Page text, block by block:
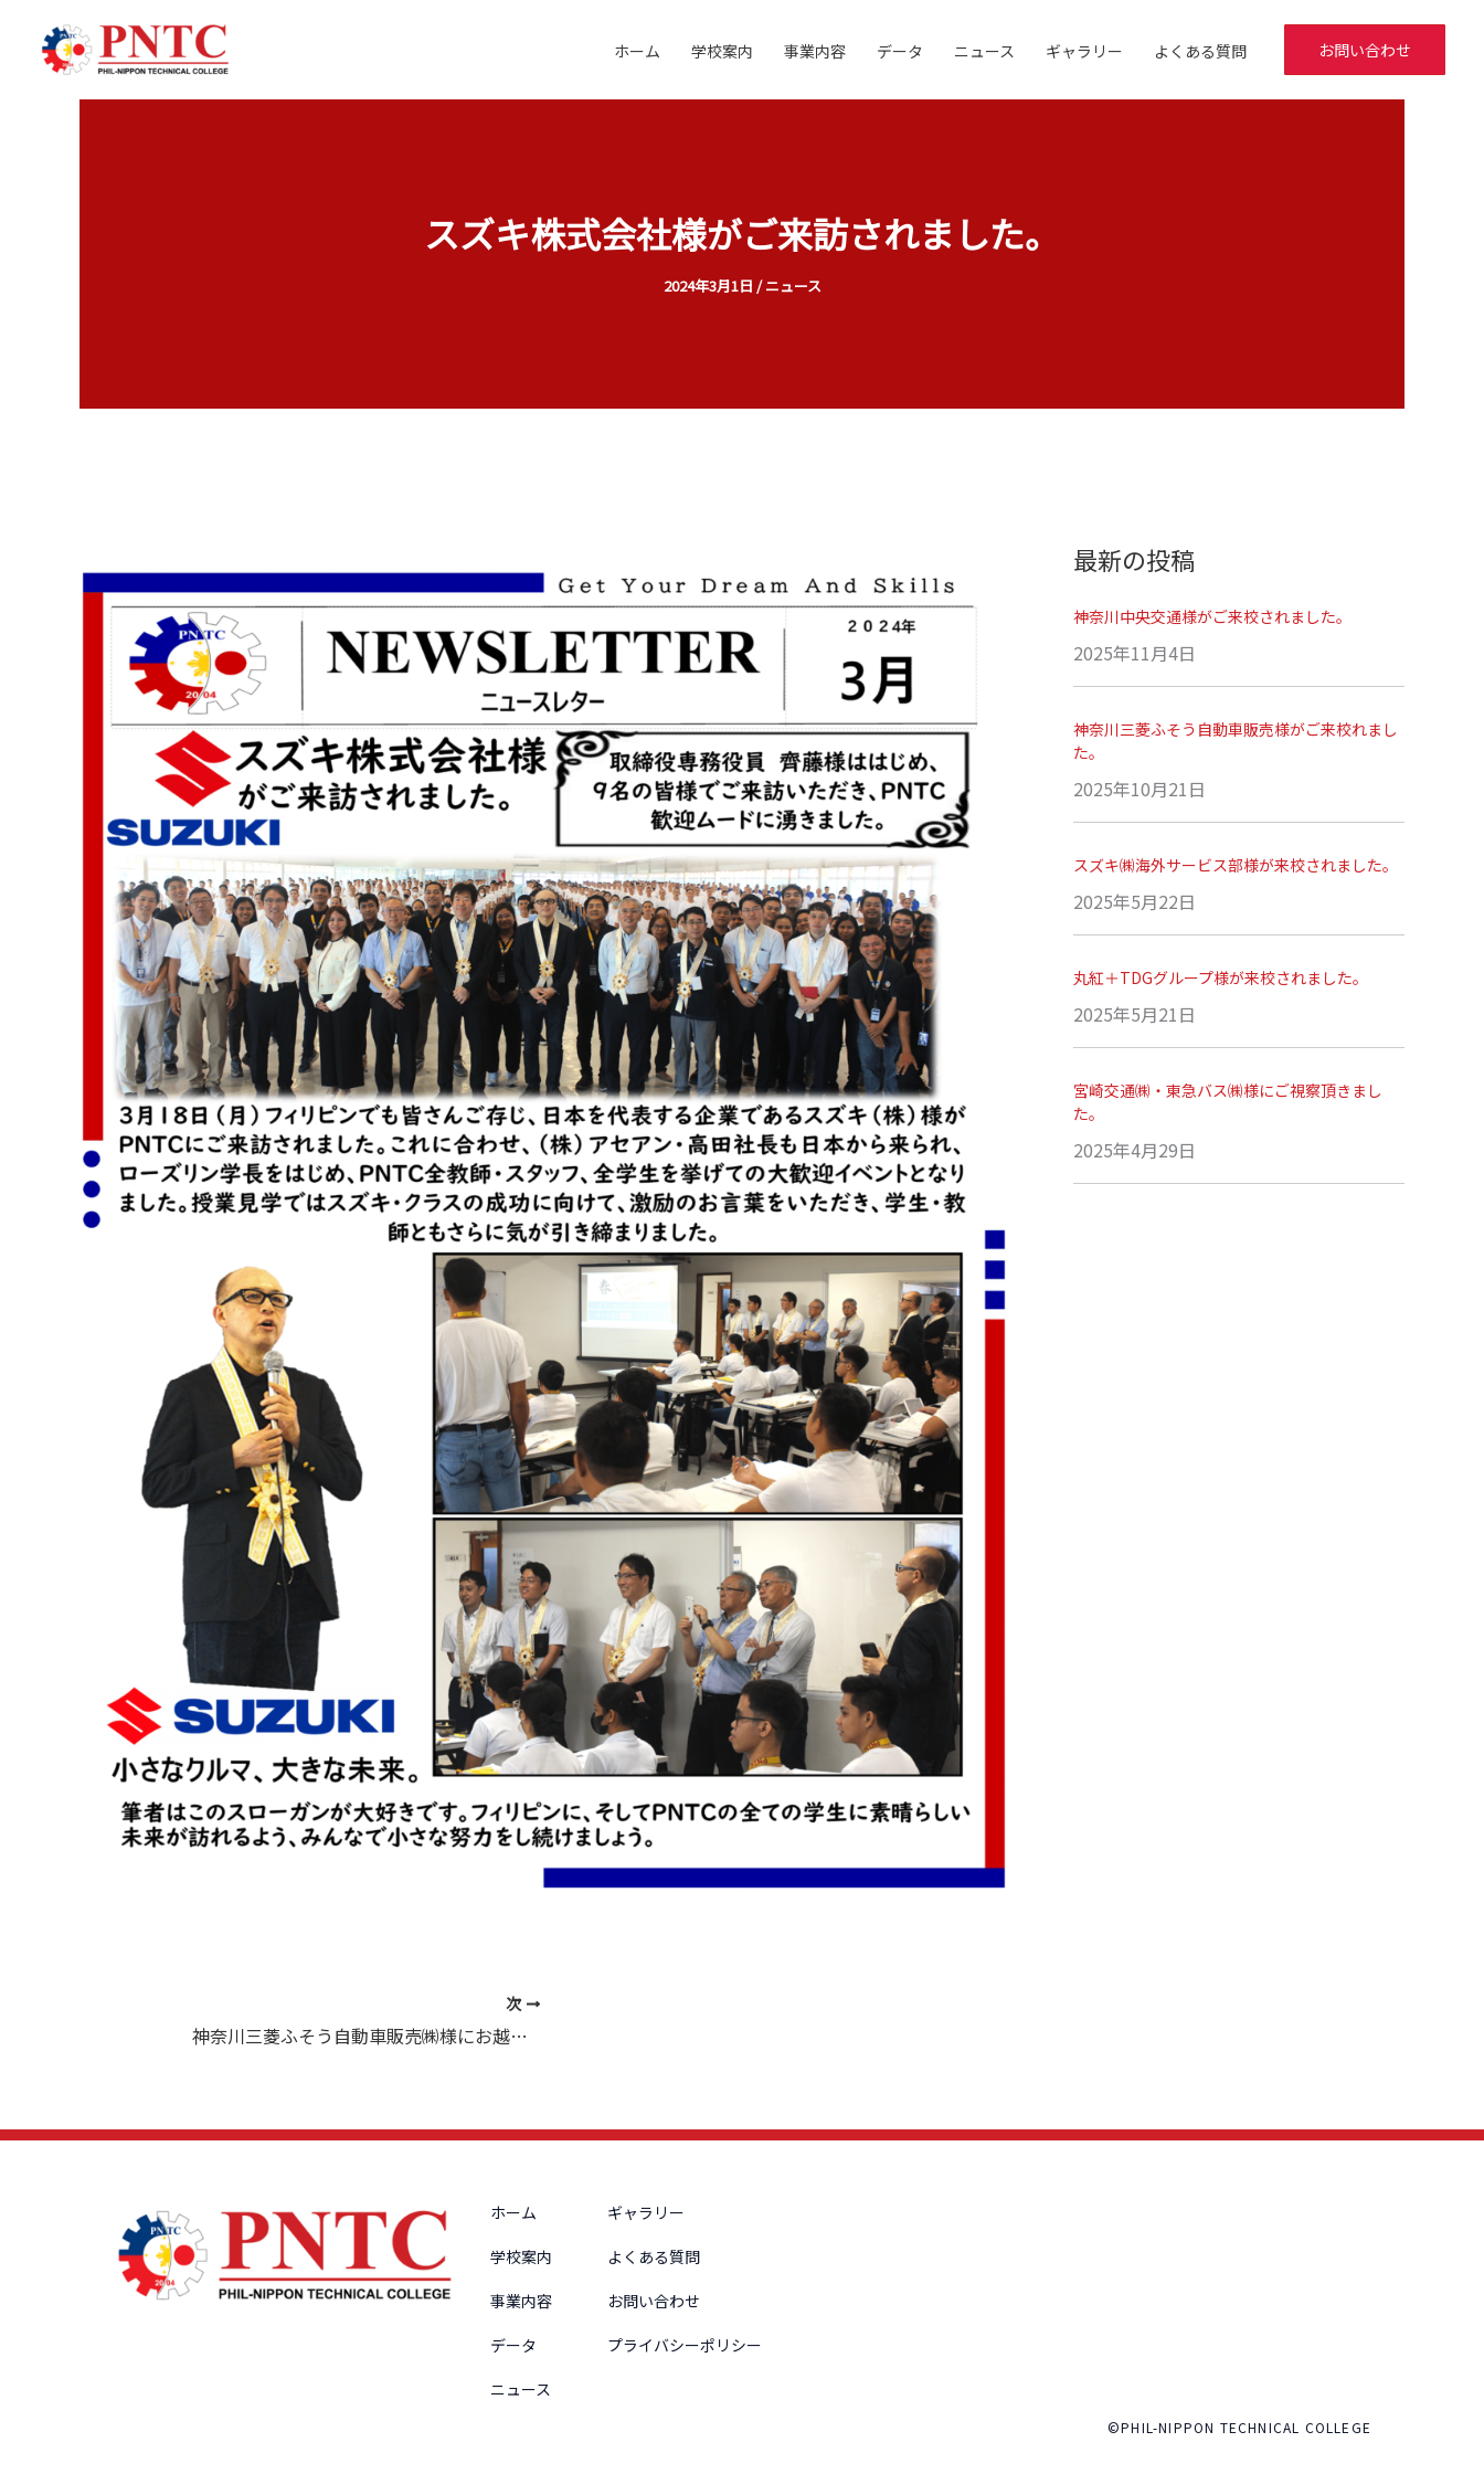
ホーム 学校案内 事業内容 データ ニュース ギャラリー よくある質問 お問い合わせ
スズキ株式会社様がご来訪されました。
2024年3月1日 /ニュース
次
神奈川三菱ふそう自動車販売㈱様にお越しいただきました。
最新の投稿
神奈川中央交通様がご来校されました。
2025年11月4日
神奈川三菱ふそう自動車販売様がご来校れまし
た。
2025年10月21日
スズキ㈱海外サービス部様が来校されました。
2025年5月22日
丸紅＋TDGグループ様が来校されました。
2025年5月21日
宮崎交通㈱・東急バス㈱様にご視察頂きまし
た。
2025年4月29日
ホーム
学校案内
事業内容
データ
ニュース
ギャラリー
よくある質問
お問い合わせ
プライバシーポリシー
©PHIL-NIPPON TECHNICAL COLLEGE